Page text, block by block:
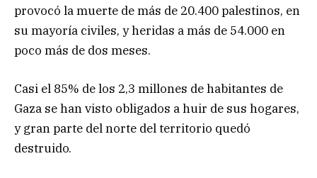
provocó la muerte de más de 20.400 palestinos, en
su mayoría civiles, y heridas a más de 54.000 en
poco más de dos meses.
Casi el 85% de los 2,3 millones de habitantes de
Gaza se han visto obligados a huir de sus hogares,
y gran parte del norte del territorio quedó
destruido.